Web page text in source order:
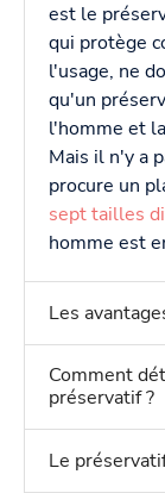
est le
qui protège
l'usage, ne
qu'un
l'homme et
Mais il n'y a
procure un
sept tailles
homme est
Les
Comment
préservatif ?
Le